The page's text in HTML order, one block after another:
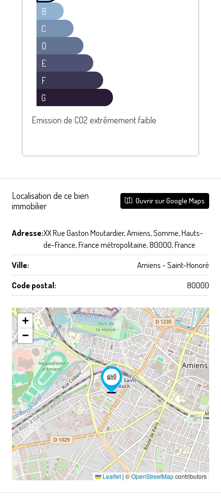
B
C
D
E
F
G
Emission de CO2 extrêmement faible
Localisation de ce bien
immobilier
Ouvrir sur Google Maps
Adresse:XX Rue Gaston Moutardier, Amiens, Somme, Hauts-
de-France, France métropolitaine, 80000, France
Ville:
Amiens - Saint-Honoré
Code postal:
80000
+
−
Leaflet | ©OpenStreetMapcontributors